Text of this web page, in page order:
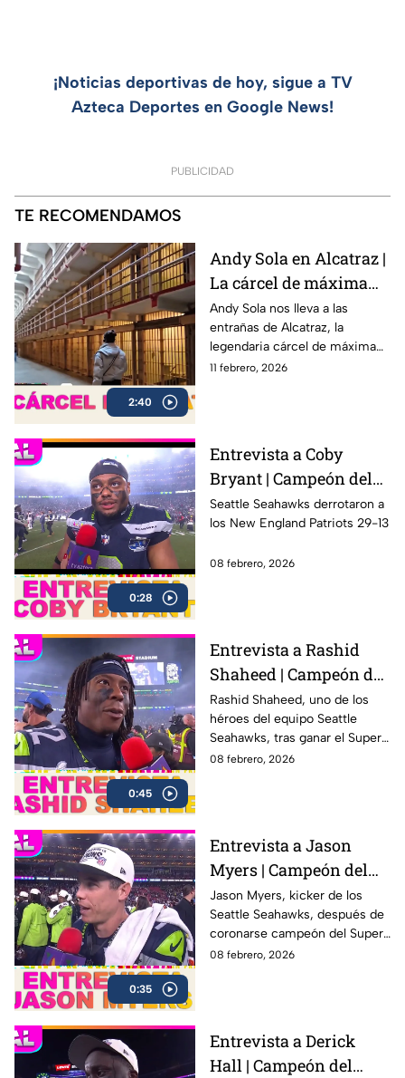
¡Noticias deportivas de hoy, sigue a TV
Azteca Deportes en Google News!
PUBLICIDAD
TE RECOMENDAMOS
2:40
Andy Sola en Alcatraz |
La cárcel de máxima
seguridad que encerró
a Al Capone | Sola al
Super Bowl
Andy Sola nos lleva a las
entrañas de Alcatraz, la
legendaria cárcel de máxima
seguridad ubicada en San
11 febrero, 2026
0:28
Entrevista a Coby
Bryant | Campeón del
Super Bowl LX con los
Seahawks
Seattle Seahawks derrotaron a
los New England Patriots 29-13
08 febrero, 2026
0:45
Entrevista a Rashid
Shaheed | Campeón del
Super Bowl LX con los
Seahawks
Rashid Shaheed, uno de los
héroes del equipo Seattle
Seahawks, tras ganar el Super
Bowl LX con una victoria
08 febrero, 2026
0:35
Entrevista a Jason
Myers | Campeón del
Super Bowl LX con los
Seahawks
Jason Myers, kicker de los
Seattle Seahawks, después de
coronarse campeón del Super
Bowl LX .
08 febrero, 2026
Entrevista a Derick
Hall | Campeón del